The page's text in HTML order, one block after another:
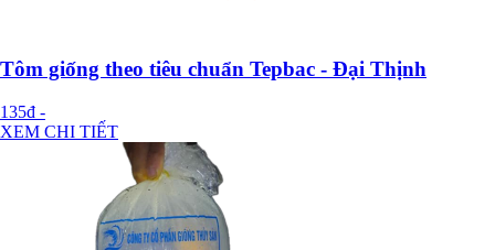
Tôm giống theo tiêu chuẩn Tepbac - Đại Thịnh
135đ -
XEM CHI TIẾT